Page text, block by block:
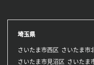
埼玉県
さいたま市西区 さいたま市
さいたま市見沼区
さいたま